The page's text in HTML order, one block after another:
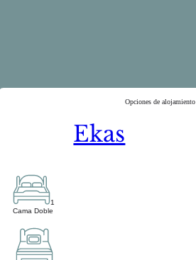
Ekas
Opciones de alojamiento
1
Cama Doble